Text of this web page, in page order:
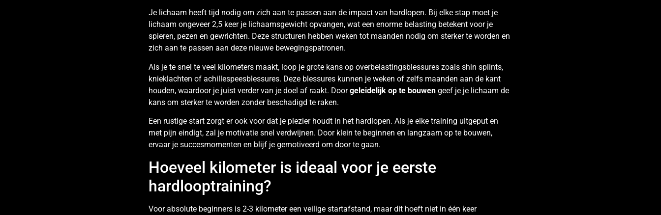
Je lichaam heeft tijd nodig om zich aan te passen aan de impact van hardlopen. Bij elke stap moet je
lichaam ongeveer 2,5 keer je lichaamsgewicht opvangen, wat een enorme belasting betekent voor je
spieren, pezen en gewrichten. Deze structuren hebben weken tot maanden nodig om sterker te worden en
zich aan te passen aan deze nieuwe bewegingspatronen.
Als je te snel te veel kilometers maakt, loop je grote kans op overbelastingsblessures zoals shin splints,
knieklachten of achillespeesblessures. Deze blessures kunnen je weken of zelfs maanden aan de kant
houden, waardoor je juist verder van je doel af raakt. Doorgeleidelijk op te bouwen geef je je lichaam de
kans om sterker te worden zonder beschadigd te raken.
Een rustige start zorgt er ook voor dat je plezier houdt in het hardlopen. Als je elke training uitgeput en
met pijn eindigt, zal je motivatie snel verdwijnen. Door klein te beginnen en langzaam op te bouwen,
ervaar je succesmomenten en blijf je gemotiveerd om door te gaan.
Hoeveel kilometer is ideaal voor je eerste
hardlooptraining?
Voor absolute beginners is 2-3 kilometer een veilige startafstand, maar dit hoeft niet in één keer